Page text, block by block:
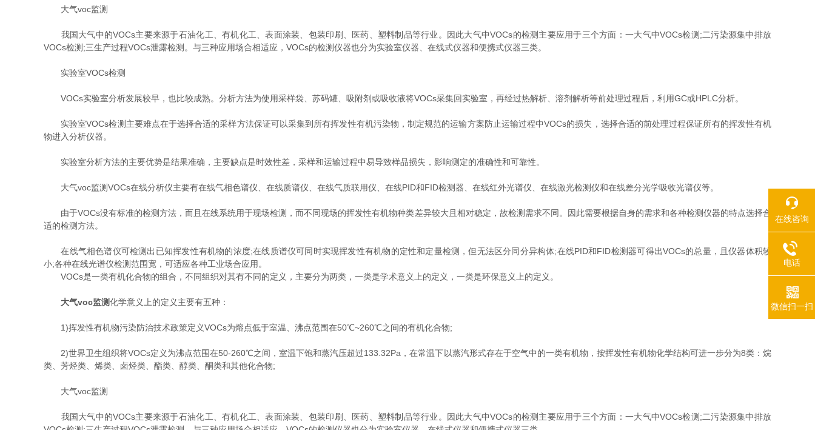
大气voc监测
我国大气中的VOCs主要来源于石油化工、有机化工、表面涂装、包装印刷、医药、塑料制品等行业。因此大气中VOCs的检测主要应用于三个方面：一大气中VOCs检测;二污染源集中排放
VOCs检测;三生产过程VOCs泄露检测。与三种应用场合相适应，VOCs的检测仪器也分为实验室仪器、在线式仪器和便携式仪器三类。
实验室VOCs检测
VOCs实验室分析发展较早，也比较成熟。分析方法为使用采样袋、苏码罐、吸附剂或吸收液将VOCs采集回实验室，再经过热解析、溶剂解析等前处理过程后，利用GC或HPLC分析。
实验室VOCs检测主要难点在于选择合适的采样方法保证可以采集到所有挥发性有机污染物，制定规范的运输方案防止运输过程中VOCs的损失，选择合适的前处理过程保证所有的挥发性有机
物进入分析仪器。
实验室分析方法的主要优势是结果准确，主要缺点是时效性差，采样和运输过程中易导致样品损失，影响测定的准确性和可靠性。
大气voc监测VOCs在线分析仪主要有在线气相色谱仪、在线质谱仪、在线气质联用仪、在线PID和FID检测器、在线红外光谱仪、在线激光检测仪和在线差分光学吸收光谱仪等。
由于VOCs没有标准的检测方法，而且在线系统用于现场检测，而不同现场的挥发性有机物种类差异较大且相对稳定，故检测需求不同。因此需要根据自身的需求和各种检测仪器的特点选择合
适的检测方法。
在线气相色谱仪可检测出已知挥发性有机物的浓度;在线质谱仪可同时实现挥发性有机物的定性和定量检测，但无法区分同分异构体;在线PID和FID检测器可得出VOCs的总量，且仪器体积较
小;各种在线光谱仪检测范围宽，可适应各种工业场合应用。
VOCs是一类有机化合物的组合，不同组织对其有不同的定义，主要分为两类，一类是学术意义上的定义，一类是环保意义上的定义。
大气voc监测化学意义上的定义主要有五种：
1)挥发性有机物污染防治技术政策定义VOCs为熔点低于室温、沸点范围在50℃~260℃之间的有机化合物;
2)世界卫生组织将VOCs定义为沸点范围在50-260℃之间，室温下饱和蒸汽压超过133.32Pa，在常温下以蒸汽形式存在于空气中的一类有机物，按挥发性有机物化学结构可进一步分为8类：烷
类、芳烃类、烯类、卤烃类、酯类、醇类、酮类和其他化合物;
大气voc监测
我国大气中的VOCs主要来源于石油化工、有机化工、表面涂装、包装印刷、医药、塑料制品等行业。因此大气中VOCs的检测主要应用于三个方面：一大气中VOCs检测;二污染源集中排放
在线咨询
电话
微信扫一扫